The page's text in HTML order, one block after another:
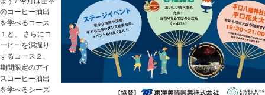
のコーヒー抽出
を学べるコース
１と、 さらにコ
ーヒーを深堀り
するコース２、
期間限定のアイ
スコーヒー抽出
を学べるシーズ